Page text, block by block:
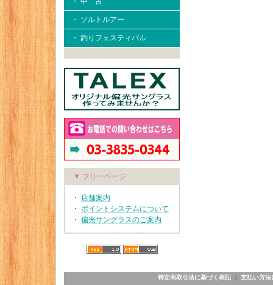
・ ソルトルアー
・ 釣りフェスティバル
▼ フリーページ
・ 店舗案内
・ ポイントシステムについて
・ 偏光サングラスのご案内
特定商取引法に基づく表記｜ 支払い方法